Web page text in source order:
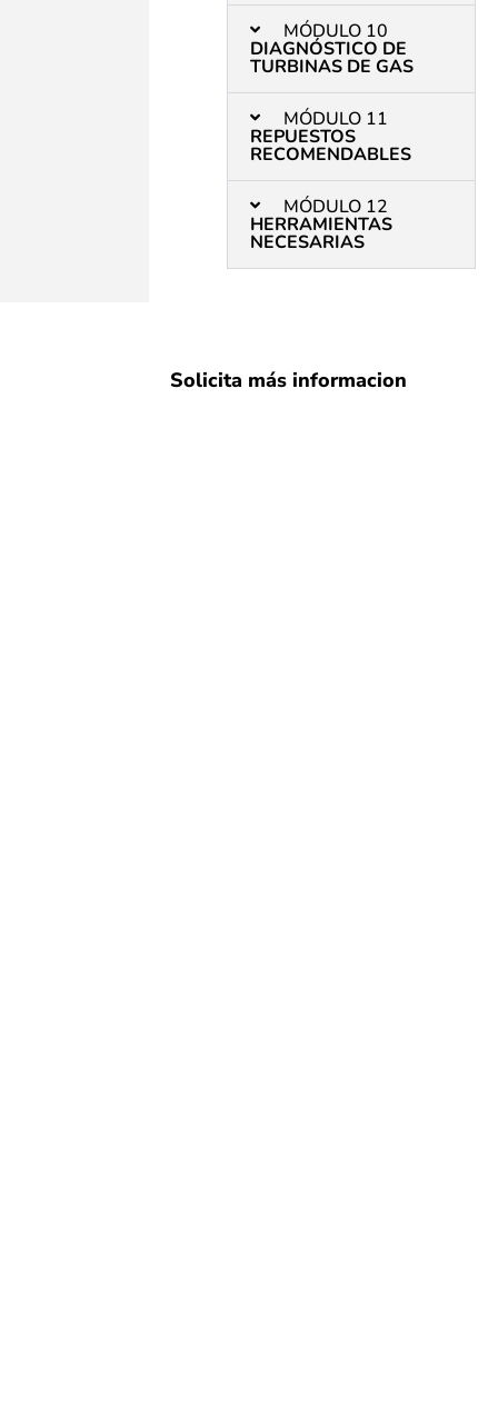
MÓDULO 10
DIAGNÓSTICO DE
TURBINAS DE GAS
MÓDULO 11
REPUESTOS
RECOMENDABLES
MÓDULO 12
HERRAMIENTAS
NECESARIAS
Solicita más informacion